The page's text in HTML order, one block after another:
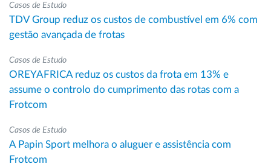
Casos de Estudo
TDV Group reduz os custos de combustível em 6% com
gestão avançada de frotas
Casos de Estudo
OREYAFRICA reduz os custos da frota em 13% e
assume o controlo do cumprimento das rotas com a
Frotcom
Casos de Estudo
A Papin Sport melhora o aluguer e assistência com
Frotcom